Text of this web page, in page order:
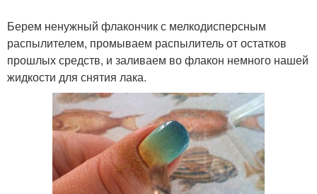
Берем ненужный флакончик с мелкодисперсным
распылителем, промываем распылитель от остатков
прошлых средств, и заливаем во флакон немного нашей
жидкости для снятия лака.